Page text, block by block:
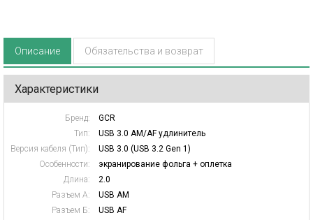
Описание Обязательства и возврат
Характеристики
Бренд:
GCR
Тип:
USB 3.0 AM/AF удлинитель
Версия кабеля (Тип):
USB 3.0 (USB 3.2 Gen 1)
Особенности:
экранирование фольга + оплетка
Длина:
2.0
Разъем А:
USB AM
Разъем Б:
USB AF